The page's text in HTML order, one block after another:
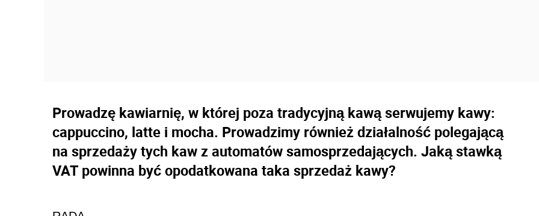
Prowadzę kawiarnię, w której poza tradycyjną kawą serwujemy kawy:
cappuccino, latte i mocha. Prowadzimy również działalność polegającą
na sprzedaży tych kaw z automatów samosprzedających. Jaką stawką
VAT powinna być opodatkowana taka sprzedaż kawy?